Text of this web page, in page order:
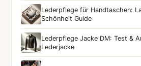
Lederpflege für Handtaschen:
Schönheit Guide
Lederpflege Jacke DM: Test &
Lederjacke